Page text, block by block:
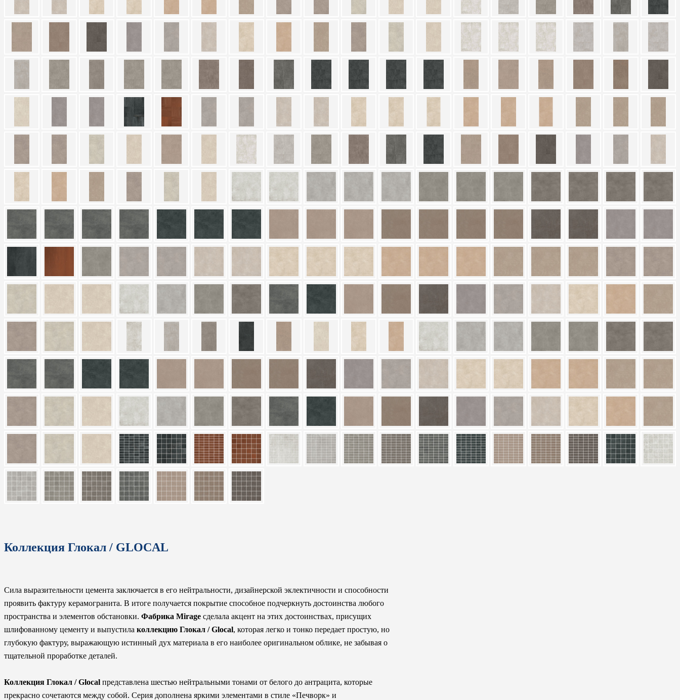
Коллекция Глокал / GLOCAL
Сила выразительности цемента заключается в его нейтральности, дизайнерской эклектичности и способности
проявить фактуру керамогранита. В итоге получается покрытие способное подчеркнуть достоинства любого
пространства и элементов обстановки. Фабрика Mirage сделала акцент на этих достоинствах, присущих
шлифованному цементу и выпустила коллекцию Глокал / Glocal, которая легко и тонко передает простую, но
глубокую фактуру, выражающую истинный дух материала в его наиболее оригинальном облике, не забывая о
тщательной проработке деталей.
Коллекция Глокал / Glocal представлена шестью нейтральными тонами от белого до антрацита, которые
прекрасно сочетаются между собой. Серия дополнена яркими элементами в стиле «Печворк» и